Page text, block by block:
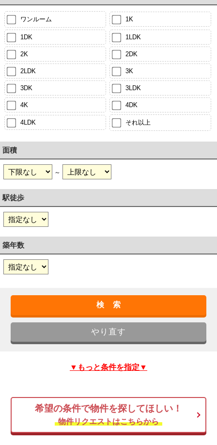
ワンルーム 1K
1DK 1LDK
2K 2DK
2LDK 3K
3DK 3LDK
4K 4DK
4LDK それ以上
面積
～
駅徒歩
築年数
▼もっと条件を指定▼
希望の条件で物件を探してほしい！
物件リクエストはこちらから